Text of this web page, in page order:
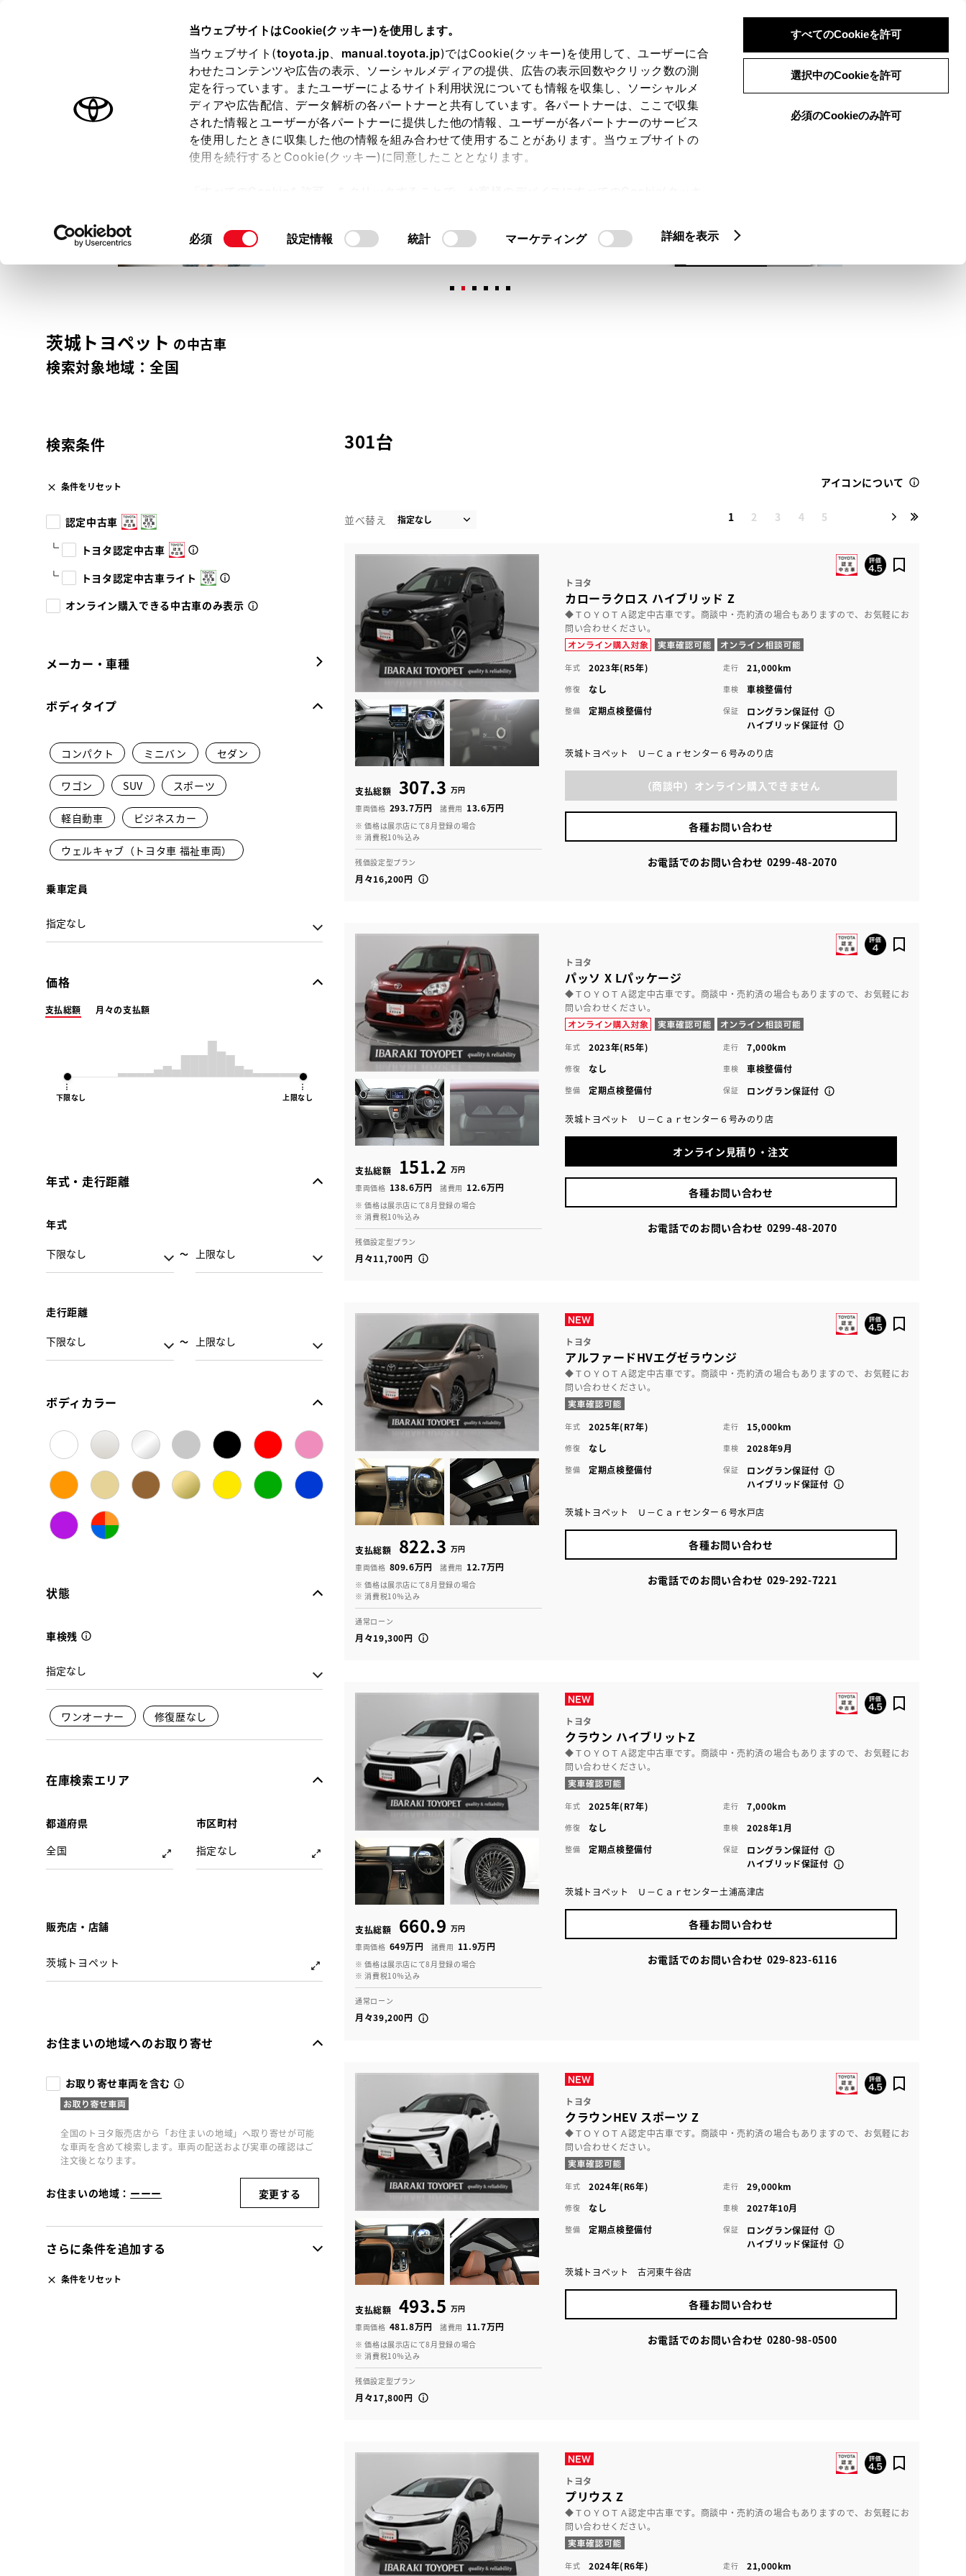
当ウェブサイトはCookie(クッキー)を使用します。
当ウェブサイト(toyota.jp、 manual.toyota.jp)ではCookie(クッキー)を使用して、ユーザーに合
わせたコンテンツや広告の表示、ソーシャルメディアの提供、広告の表示回数やクリック数の測
定を行っています。またユーザーによるサイト利用状況についても情報を収集し、ソーシャルメ
ディアや広告配信、データ解析の各パートナーと共有しています。各パートナーは、ここで収集
された情報とユーザーが各パートナーに提供した他の情報、ユーザーが各パートナーのサービス
を使用したときに収集した他の情報を組み合わせて使用することがあります。当ウェブサイトの
使用を続行するとCookie(クッキー)に同意したこととなります。
て」をご覧ください。
同
必須 設定情報 統計 マーケティング 詳細を表示
すべてのCookieを許可
選択中のCookieを許可
必須のCookieのみ許可
ログイン 検索 メニュー
オーナーサポート トピックス
トヨタ認定中古車 メニュー
トヨタ認定中古車の魅力 3つの買い方 オンライン購入お気に入り 保存した見積り
茨城トヨペット の中古車
検索対象地域：全国
検索条件
条件をリセット
認定中古車
トヨタ認定中古車
トヨタ認定中古車ライト
オンライン購入できる中古車のみ表示
メーカー・車種
ボディタイプ
コンパクト ミニバン セダン
ワゴン SUV スポーツ
軽自動車 ビジネスカー
ウェルキャブ（トヨタ車 福祉車両）
乗車定員
価格
支払総額 月々の支払額
下限なし 上限なし
年式・走行距離
年式
走行距離
ボディカラー
状態
車検残
ワンオーナー 修復歴なし
在庫検索エリア
都道府県
全国
市区町村
指定なし
販売店・店舗
茨城トヨペット
お住まいの地域へのお取り寄せ
お取り寄せ車両を含む
全国のトヨタ販売店から「お住まいの地域」へ取り寄せが可能
な車両を含めて検索します。車両の配送および実車の確認はご
注文後となります。
お住まいの地域： ーーー 変更する
さらに条件を追加する
条件をリセット
301台
アイコンについて
並べ替え 1 2 3 4 5
支払総額 307.3 万円
車両価格 293.7万円 諸費用 13.6万円
※ 価格は展示店にて8月登録の場合
※ 消費税10％込み
残価設定型プラン
月々16,200円
トヨタ
カローラクロス ハイブリッド Z
◆ＴＯＹＯＴＡ認定中古車です。商談中・売約済の場合もありますので、お気軽にお
問い合わせください。
年式 2023年(R5年) 走行 21,000km
修復 なし 車検 車検整備付
整備 定期点検整備付 保証
ロングラン保証付
ハイブリッド保証付
茨城トヨペット Ｕ－Ｃａｒセンター６号みのり店
（商談中）オンライン購入できません
各種お問い合わせ
お電話でのお問い合わせ 0299-48-2070
支払総額 151.2 万円
車両価格 138.6万円 諸費用 12.6万円
※ 価格は展示店にて8月登録の場合
※ 消費税10％込み
残価設定型プラン
月々11,700円
トヨタ
パッソ X Lパッケージ
◆ＴＯＹＯＴＡ認定中古車です。商談中・売約済の場合もありますので、お気軽にお
問い合わせください。
年式 2023年(R5年) 走行 7,000km
修復 なし 車検 車検整備付
整備 定期点検整備付 保証 ロングラン保証付
茨城トヨペット Ｕ－Ｃａｒセンター６号みのり店
オンライン見積り・注文
各種お問い合わせ
お電話でのお問い合わせ 0299-48-2070
支払総額 822.3 万円
車両価格 809.6万円 諸費用 12.7万円
※ 価格は展示店にて8月登録の場合
※ 消費税10％込み
通常ローン
月々19,300円
トヨタ
アルファードHVエグゼラウンジ
◆ＴＯＹＯＴＡ認定中古車です。商談中・売約済の場合もありますので、お気軽にお
問い合わせください。
年式 2025年(R7年) 走行 15,000km
修復 なし 車検 2028年9月
整備 定期点検整備付 保証
ロングラン保証付
ハイブリッド保証付
茨城トヨペット Ｕ－Ｃａｒセンター６号水戸店
各種お問い合わせ
お電話でのお問い合わせ 029-292-7221
支払総額 660.9 万円
車両価格 649万円 諸費用 11.9万円
※ 価格は展示店にて8月登録の場合
※ 消費税10％込み
通常ローン
月々39,200円
トヨタ
クラウン ハイブリットZ
◆ＴＯＹＯＴＡ認定中古車です。商談中・売約済の場合もありますので、お気軽にお
問い合わせください。
年式 2025年(R7年) 走行 7,000km
修復 なし 車検 2028年1月
整備 定期点検整備付 保証
ロングラン保証付
ハイブリッド保証付
茨城トヨペット Ｕ－Ｃａｒセンター土浦高津店
各種お問い合わせ
お電話でのお問い合わせ 029-823-6116
支払総額 493.5 万円
車両価格 481.8万円 諸費用 11.7万円
※ 価格は展示店にて8月登録の場合
※ 消費税10％込み
残価設定型プラン
月々17,800円
トヨタ
クラウンHEV スポーツ Z
◆ＴＯＹＯＴＡ認定中古車です。商談中・売約済の場合もありますので、お気軽にお
問い合わせください。
年式 2024年(R6年) 走行 29,000km
修復 なし 車検 2027年10月
整備 定期点検整備付 保証
ロングラン保証付
ハイブリッド保証付
茨城トヨペット 古河東牛谷店
各種お問い合わせ
お電話でのお問い合わせ 0280-98-0500
トヨタ
プリウス Z
◆ＴＯＹＯＴＡ認定中古車です。商談中・売約済の場合もありますので、お気軽にお
問い合わせください。
年式 2024年(R6年) 走行 21,000km